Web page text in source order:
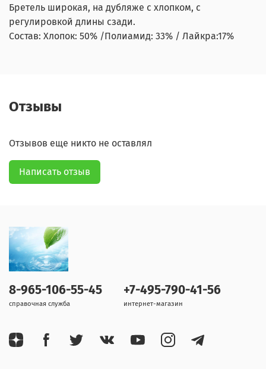
Бретель широкая, на дубляже с хлопком, с
регулировкой длины сзади.
Состав: Хлопок: 50% /Полиамид: 33% / Лайкра:17%
Отзывы
Отзывов еще никто не оставлял
Написать отзыв
8-965-106-55-45
справочная служба
+7-495-790-41-56
интернет-магазин